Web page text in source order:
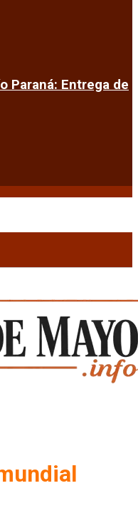
Paraná: Entrega de